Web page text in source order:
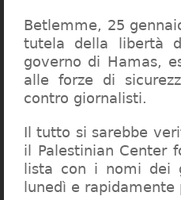
Betlemme, 25
tutela della libertà
governo di Hamas,
alle forze di
contro giornalisti.
Il tutto si sarebbe
il Palestinian Center
lista con i nomi dei
lunedì e